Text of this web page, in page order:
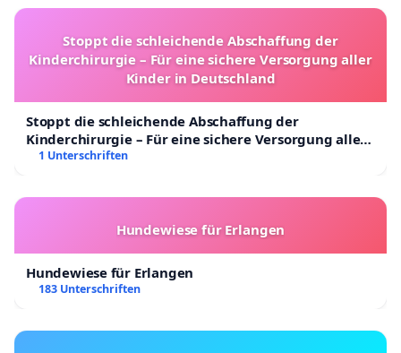
Stoppt die schleichende Abschaffung der
Kinderchirurgie – Für eine sichere Versorgung aller
Kinder in Deutschland
Stoppt die schleichende Abschaffung der
Kinderchirurgie – Für eine sichere Versorgung aller
Kinder in Deutschland
1 Unterschriften
Hundewiese für Erlangen
Hundewiese für Erlangen
183 Unterschriften